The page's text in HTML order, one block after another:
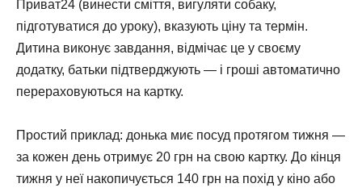
Приват24 (винести сміття, вигуляти собаку,
підготуватися до уроку), вказують ціну та термін.
Дитина виконує завдання, відмічає це у своєму
додатку, батьки підтверджують — і гроші автоматично
перераховуються на картку.
Простий приклад: донька миє посуд протягом тижня —
за кожен день отримує 20 грн на свою картку. До кінця
тижня у неї накопичується 140 грн на похід у кіно або